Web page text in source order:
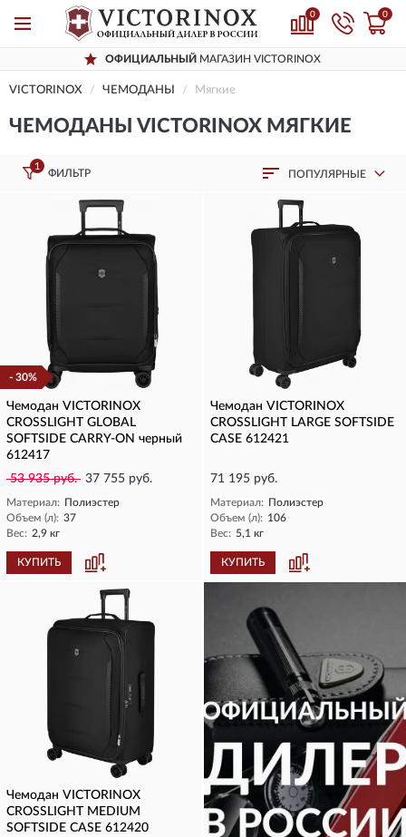
0 0
ОФИЦИАЛЬНЫЙ МАГАЗИН VICTORINOX
VICTORINOX ЧЕМОДАНЫ Мягкие
ЧЕМОДАНЫ VICTORINOX МЯГКИЕ
1
ФИЛЬТР ПОПУЛЯРНЫЕ
- 30%
Чемодан VICTORINOX
CROSSLIGHT GLOBAL
SOFTSIDE CARRY-ON черный
612417
53 935 руб. 37 755 руб.
Материал: Полиэстер
Объем (л): 37
Вес: 2,9 кг
КУПИТЬ
Чемодан VICTORINOX
CROSSLIGHT LARGE SOFTSIDE
CASE 612421
71 195 руб.
Материал: Полиэстер
Объем (л): 106
Вес: 5,1 кг
КУПИТЬ
Чемодан VICTORINOX
CROSSLIGHT MEDIUM
SOFTSIDE CASE 612420